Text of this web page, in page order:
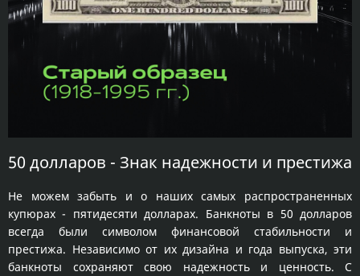
50 долларов - Знак надежности и престижа
Не можем забыть и о наших самых распространенных
купюрах - пятидесяти долларах. Банкноты в 50 долларов
всегда были символом финансовой стабильности и
престижа. Независимо от их дизайна и года выпуска, эти
банкноты сохраняют свою надежность и ценность. С